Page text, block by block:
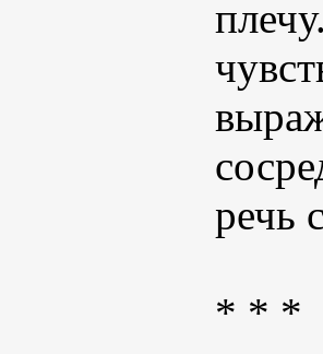
речь
* * *